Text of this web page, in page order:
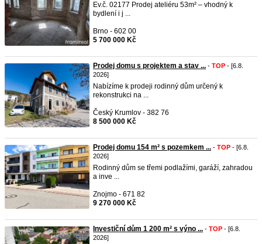
Ev.č. 02177 Prodej ateliéru 53m² – vhodný k
bydlení i j ...
Brno - 602 00
5 700 000 Kč
Prodej domu s projektem a stav ... - TOP - [6.8.
2026]
Nabízíme k prodeji rodinný dům určený k
rekonstrukci na ...
Český Krumlov - 382 76
8 500 000 Kč
Prodej domu 154 m² s pozemkem ... - TOP - [6.8.
2026]
Rodinný dům se třemi podlažími, garáží, zahradou
a inve ...
Znojmo - 671 82
9 270 000 Kč
Investiční dům 1 200 m² s výno ... - TOP - [6.8.
2026]